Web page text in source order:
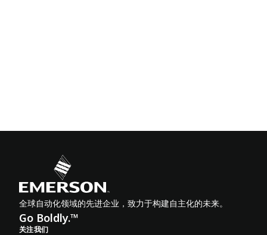
全球自动化领域的先进企业，致力于构建自主化的未来。
Go Boldly.™
关注我们